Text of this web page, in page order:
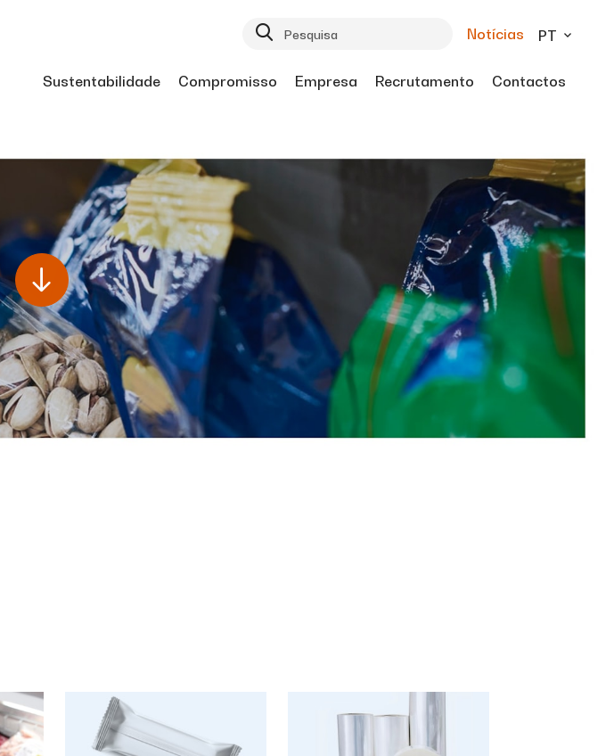
Notícias PT
Sustentabilidade Compromisso Empresa Recrutamento Contactos